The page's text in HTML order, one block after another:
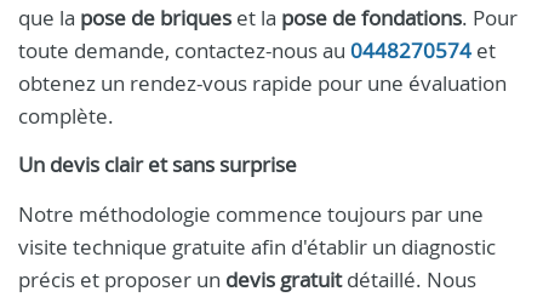
que la pose de briques et la pose de fondations. Pour
toute demande, contactez-nous au 0448270574 et
obtenez un rendez-vous rapide pour une évaluation
complète.
Un devis clair et sans surprise
Notre méthodologie commence toujours par une
visite technique gratuite afin d'établir un diagnostic
précis et proposer un devis gratuitdétaillé. Nous